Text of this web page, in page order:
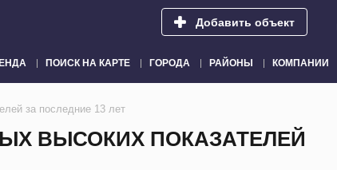
Добавить объект
ПОИСК НА КАРТЕ ГОРОДА РАЙОНЫ КОМПАНИИ
за последние 13 лет
ВЫСОКИХ ПОКАЗАТЕЛЕЙ